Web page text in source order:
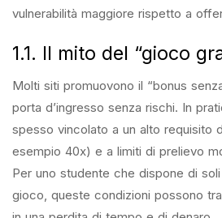
vulnerabilità maggiore rispetto a
1.1. Il mito del “gioco
Molti siti promuovono il “bonus
porta d’ingresso senza rischi. In
spesso vincolato a un alto requisito
esempio 40x) e a limiti di prelievo
Per uno studente che dispone di
gioco, queste condizioni possono